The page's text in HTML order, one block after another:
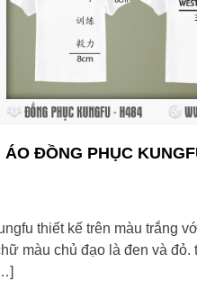
ÁO ĐỒNG PHỤC
thiết kế trên màu trắng
màu chủ đạo là đen và đỏ.